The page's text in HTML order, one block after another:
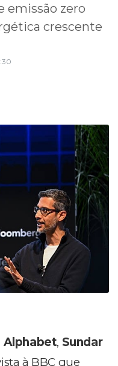
emissão zero
crescente
Alphabet, Sundar
à BBC que